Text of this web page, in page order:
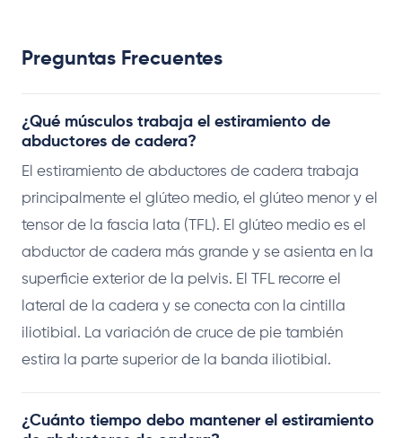
Preguntas Frecuentes
¿Qué músculos trabaja el estiramiento de
abductores de cadera?
El estiramiento de abductores de cadera trabaja
principalmente el glúteo medio, el glúteo menor y el
tensor de la fascia lata (TFL). El glúteo medio es el
abductor de cadera más grande y se asienta en la
superficie exterior de la pelvis. El TFL recorre el
lateral de la cadera y se conecta con la cintilla
iliotibial. La variación de cruce de pie también
estira la parte superior de la banda iliotibial.
¿Cuánto tiempo debo mantener el estiramiento